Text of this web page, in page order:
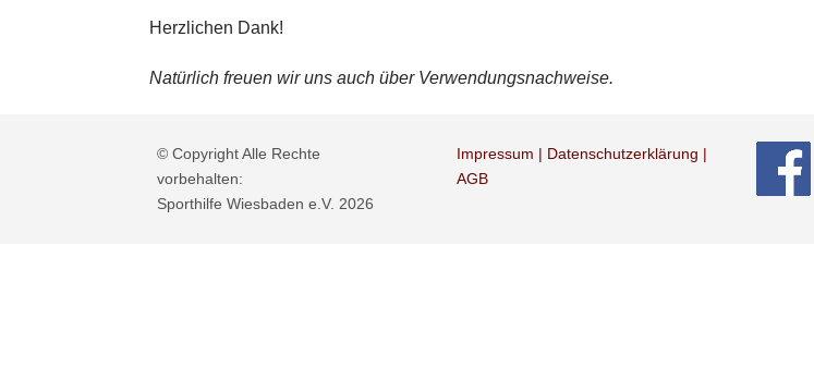
Herzlichen Dank!
Natürlich freuen wir uns auch über Verwendungsnachweise.
© Copyright Alle Rechte
vorbehalten:
Sporthilfe Wiesbaden e.V. 2026
Impressum | Datenschutzerklärung |
AGB